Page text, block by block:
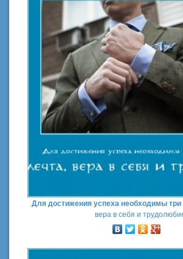
Для достижения успеха необходимы
вера в себя и